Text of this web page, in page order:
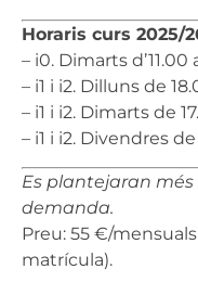
Horaris curs 2025/
– i0. Dimarts d’11.00
– i1 i i2. Dilluns de
– i1 i i2. Dimarts de
– i1 i i2. Divendres de
Es plantejaran
demanda.
Preu: 55 €/
matrícula).